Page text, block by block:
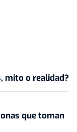
mito o realidad?
que toman